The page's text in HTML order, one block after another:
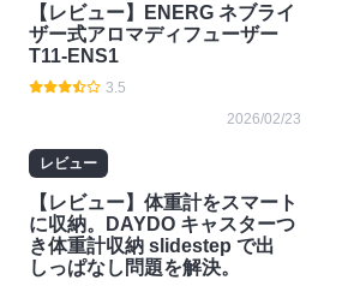
【レビュー】ENERG ネブライ
ザー式アロマディフューザー
T11-ENS1
3.5
2026/02/23
レビュー
【レビュー】体重計をスマート
に収納。DAYDO キャスターつ
き体重計収納 slidestep で出
しっぱなし問題を解決。